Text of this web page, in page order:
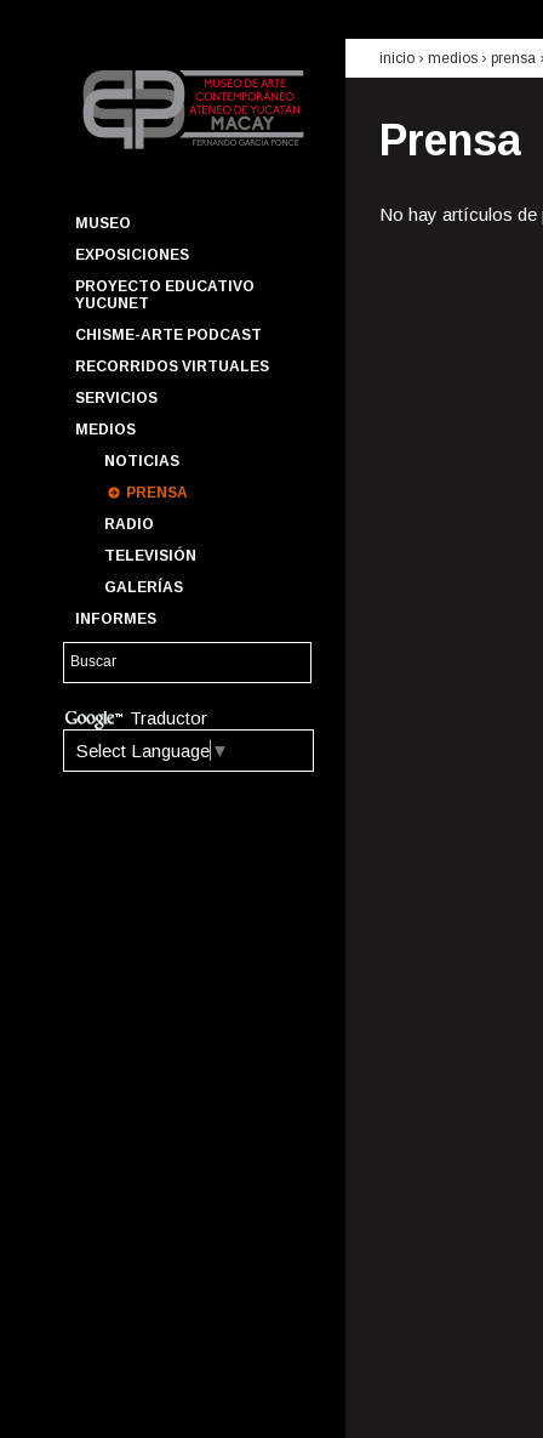
MUSEO
EXPOSICIONES
PROYECTO EDUCATIVO
YUCUNET
CHISME-ARTE PODCAST
RECORRIDOS VIRTUALES
SERVICIOS
MEDIOS
NOTICIAS
PRENSA
RADIO
TELEVISIÓN
GALERÍAS
INFORMES
Traductor
Select Language ▼
inicio › medios › prensa
Prensa
No hay artículos de